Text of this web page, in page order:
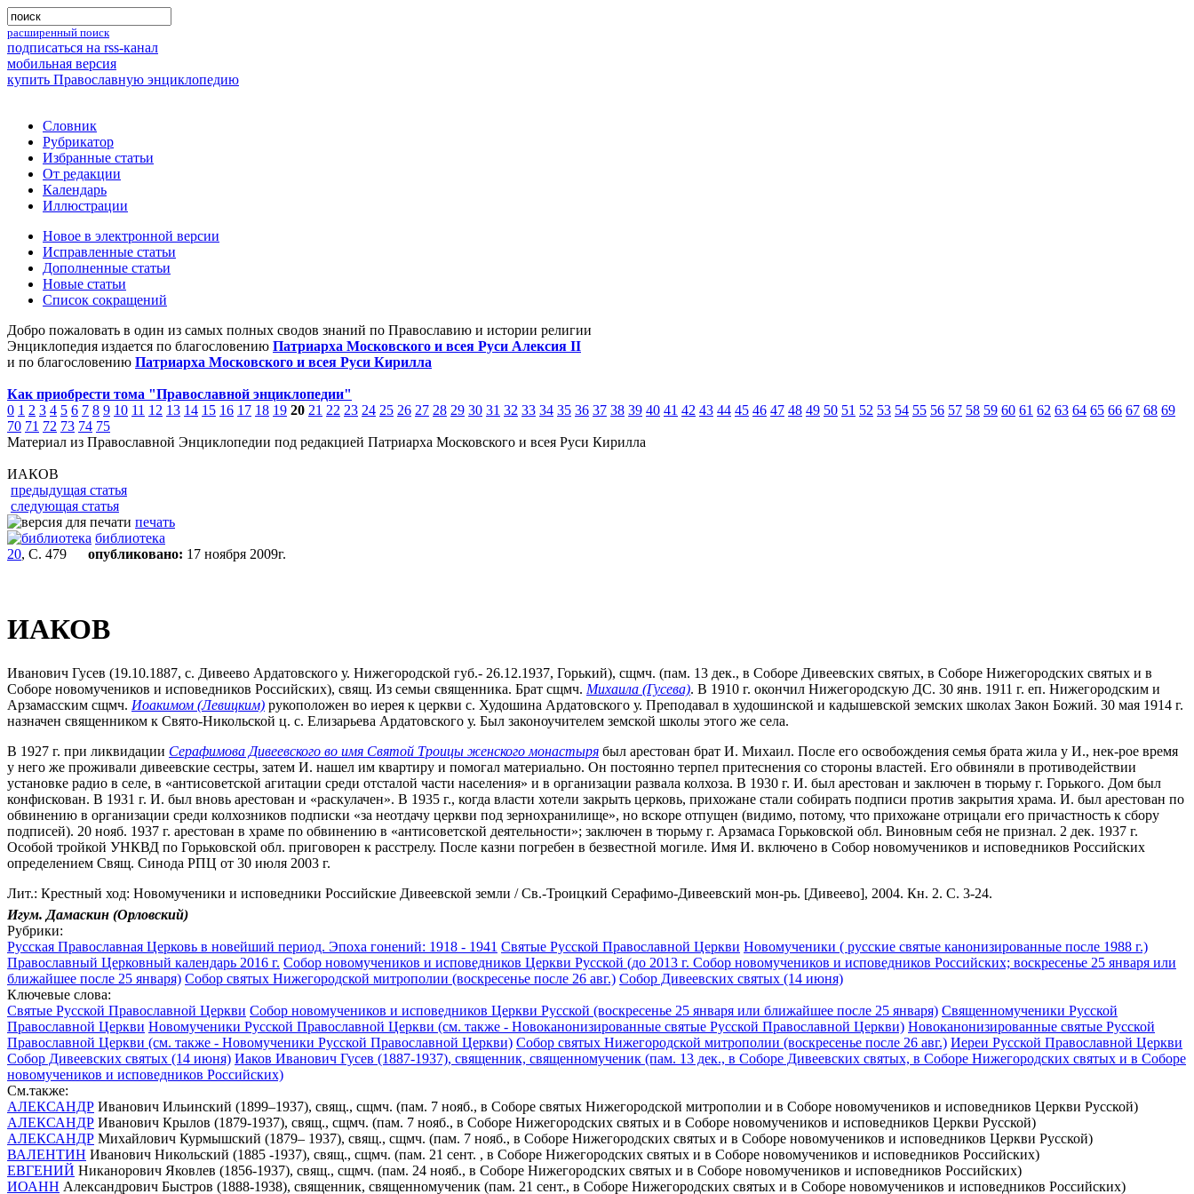
расширенный поиск
подписаться на rss-канал
мобильная версия
купить Православную энциклопедию
Словник
Рубрикатор
Избранные статьи
От редакции
Календарь
Иллюстрации
Новое в электронной версии
Исправленные статьи
Дополненные статьи
Новые статьи
Список сокращений
Добро пожаловать в один из самых полных сводов знаний по Православию и истории религии
Энциклопедия издается по благословению Патриарха Московского и всея Руси Алексия II
и по благословению Патриарха Московского и всея Руси Кирилла
Как приобрести тома "Православной энциклопедии"
0 1 2 3 4 5 6 7 8 9 10 11 12 13 14 15 16 17 18 19 20 21 22 23 24 25 26 27 28 29 30 31 32 33 34 35 36 37 38 39 40 41 42 43 44 45 46 47 48 49 50 51 52 53 54 55 56 57 58 59 60 61 62 63 64 65 66 67 68 69
70 71 72 73 74 75
Материал из Православной Энциклопедии под редакцией Патриарха Московского и всея Руси Кирилла
ИАКОВ
предыдущая статья
следующая статья
печать
библиотека
20, С. 479 опубликовано: 17 ноября 2009г.
ИАКОВ
Иванович Гусев (19.10.1887, с. Дивеево Ардатовского у. Нижегородской губ.- 26.12.1937, Горький), сщмч. (пам. 13 дек., в Соборе Дивеевских святых, в Соборе Нижегородских святых и в
Соборе новомучеников и исповедников Российских), свящ. Из семьи священника. Брат сщмч. Михаила (Гусева). В 1910 г. окончил Нижегородскую ДС. 30 янв. 1911 г. еп. Нижегородским и
Арзамасским сщмч. Иоакимом (Левицким) рукоположен во иерея к церкви с. Худошина Ардатовского у. Преподавал в худошинской и кадышевской земских школах Закон Божий. 30 мая 1914 г.
назначен священником к Свято-Никольской ц. с. Елизарьева Ардатовского у. Был законоучителем земской школы этого же села.
В 1927 г. при ликвидации Серафимова Дивеевского во имя Святой Троицы женского монастыря был арестован брат И. Михаил. После его освобождения семья брата жила у И., нек-рое время
у него же проживали дивеевские сестры, затем И. нашел им квартиру и помогал материально. Он постоянно терпел притеснения со стороны властей. Его обвиняли в противодействии
установке радио в селе, в «антисоветской агитации среди отсталой части населения» и в организации развала колхоза. В 1930 г. И. был арестован и заключен в тюрьму г. Горького. Дом был
конфискован. В 1931 г. И. был вновь арестован и «раскулачен». В 1935 г., когда власти хотели закрыть церковь, прихожане стали собирать подписи против закрытия храма. И. был арестован по
обвинению в организации среди колхозников подписки «за неотдачу церкви под зернохранилище», но вскоре отпущен (видимо, потому, что прихожане отрицали его причастность к сбору
подписей). 20 нояб. 1937 г. арестован в храме по обвинению в «антисоветской деятельности»; заключен в тюрьму г. Арзамаса Горьковской обл. Виновным себя не признал. 2 дек. 1937 г.
Особой тройкой УНКВД по Горьковской обл. приговорен к расстрелу. После казни погребен в безвестной могиле. Имя И. включено в Собор новомучеников и исповедников Российских
определением Свящ. Синода РПЦ от 30 июля 2003 г.
Лит.: Крестный ход: Новомученики и исповедники Российские Дивеевской земли / Св.-Троицкий Серафимо-Дивеевский мон-рь. [Дивеево], 2004. Кн. 2. С. 3-24.
Игум. Дамаскин (Орловский)
Рубрики:
Русская Православная Церковь в новейший период. Эпоха гонений: 1918 - 1941 Святые Русской Православной Церкви Новомученики ( русские святые канонизированные после 1988 г.)
Православный Церковный календарь 2016 г. Собор новомучеников и исповедников Церкви Русской (до 2013 г. Собор новомучеников и исповедников Российских; воскресенье 25 января или
ближайшее после 25 января) Собор святых Нижегородской митрополии (воскресенье после 26 авг.) Собор Дивеевских святых (14 июня)
Ключевые слова:
Святые Русской Православной Церкви Собор новомучеников и исповедников Церкви Русской (воскресенье 25 января или ближайшее после 25 января) Священномученики Русской
Православной Церкви Новомученики Русской Православной Церкви (см. также - Новоканонизированные святые Русской Православной Церкви) Новоканонизированные святые Русской
Православной Церкви (см. также - Новомученики Русской Православной Церкви) Собор святых Нижегородской митрополии (воскресенье после 26 авг.) Иереи Русской Православной Церкви
Собор Дивеевских святых (14 июня) Иаков Иванович Гусев (1887-1937), священник, священномученик (пам. 13 дек., в Соборе Дивеевских святых, в Соборе Нижегородских святых и в Соборе
новомучеников и исповедников Российских)
См.также:
АЛЕКСАНДР Иванович Ильинский (1899–1937), свящ., сщмч. (пам. 7 нояб., в Соборе святых Нижегородской митрополии и в Соборе новомучеников и исповедников Церкви Русской)
АЛЕКСАНДР Иванович Крылов (1879-1937), свящ., сщмч. (пам. 7 нояб., в Соборе Нижегородских святых и в Соборе новомучеников и исповедников Церкви Русской)
АЛЕКСАНДР Михайлович Курмышский (1879– 1937), свящ., сщмч. (пам. 7 нояб., в Соборе Нижегородских святых и в Соборе новомучеников и исповедников Церкви Русской)
ВАЛЕНТИН Иванович Никольский (1885 -1937), свящ., сщмч. (пам. 21 сент. , в Соборе Нижегородских святых и в Соборе новомучеников и исповедников Российских)
ЕВГЕНИЙ Никанорович Яковлев (1856-1937), свящ., сщмч. (пам. 24 нояб., в Соборе Нижегородских святых и в Соборе новомучеников и исповедников Российских)
ИОАНН Александрович Быстров (1888-1938), священник, священномученик (пам. 21 сент., в Соборе Нижегородских святых и в Соборе новомучеников и исповедников Российских)